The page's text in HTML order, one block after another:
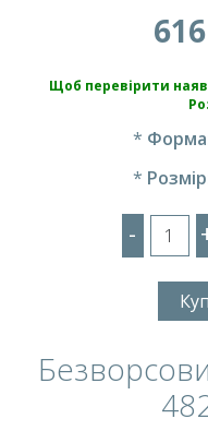
Щоб перевірити
*
*
-